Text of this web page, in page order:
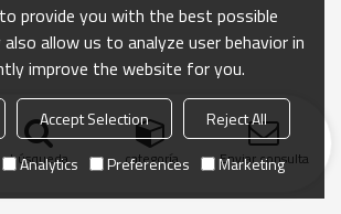
búsqueda categoría Enviar consulta
provide you with the best possible
also allow us to analyze user behavior in
improve the website for you.
Accept Selection
Reject All
Analytics Preferences Marketing